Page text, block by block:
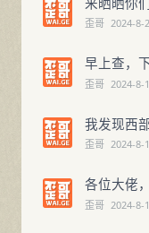
歪哥 2024-8-
早上查，
歪哥 2024-8-
我发现西
歪哥 2024-8-
各位大佬
歪哥 2024-8-